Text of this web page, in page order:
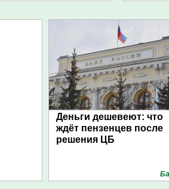
Деньги дешевеют: что
ждёт пензенцев после
решения ЦБ